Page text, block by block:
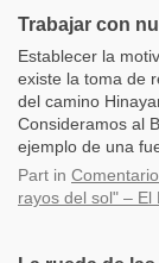
Trabajar con
Establecer la
existe la toma de
del camino
Consideramos al
ejemplo de una
Part in
rayos del sol" – El